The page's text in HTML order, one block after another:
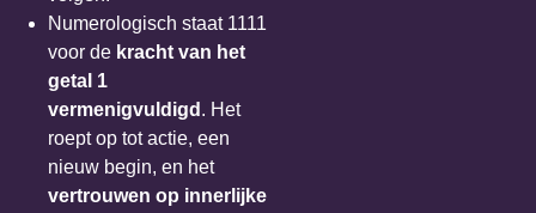
Numerologisch staat 1111
voor de kracht van het
getal 1
vermenigvuldigd . Het
roept op tot actie, een
nieuw begin, en het
vertrouwen op innerlijke